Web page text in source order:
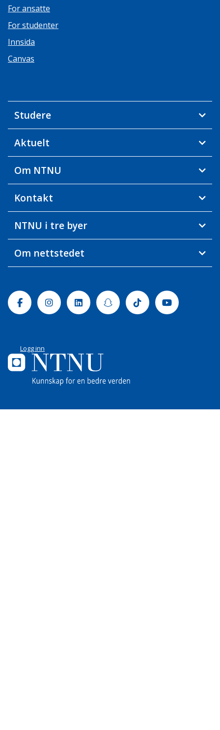
For ansatte
For studenter
Innsida
Canvas
Studere
Aktuelt
Om NTNU
Kontakt
NTNU i tre byer
Om nettstedet
FacebookInstagramLinkedinSnapchatTiktok Youtube
Logg inn